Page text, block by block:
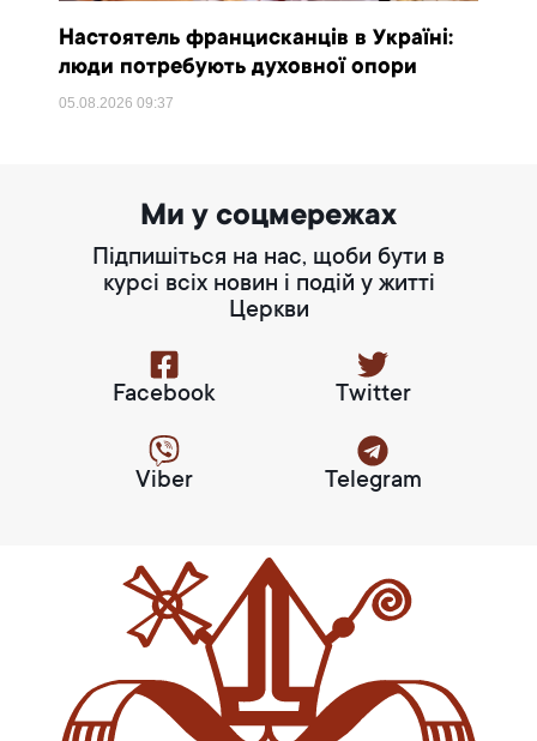
Настоятель францисканців в Україні:
люди потребують духовної опори
05.08.202609:37
Ми у соцмережах
Підпишіться на нас, щоби бути в
курсі всіх новин і подій у житті
Церкви
Facebook Twitter
Viber Telegram